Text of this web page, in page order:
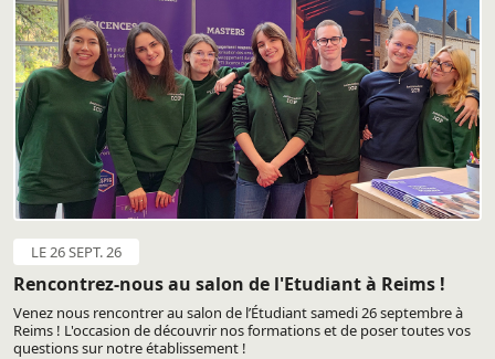
LE 26 SEPT. 26
Rencontrez-nous au salon de l'Etudiant à Reims !
Venez nous rencontrer au salon de l’Étudiant samedi 26 septembre à
Reims ! L'occasion de découvrir nos formations et de poser toutes vos
questions sur notre établissement !